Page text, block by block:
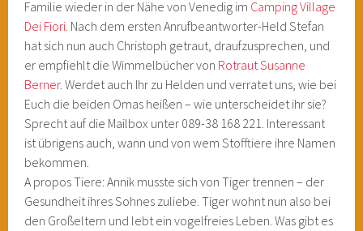
Familie wieder in der Nähe von Venedig im Camping Village
Dei Fiori. Nach dem ersten Anrufbeantworter-Held Stefan
hat sich nun auch Christoph getraut, draufzusprechen, und
er empfiehlt die Wimmelbücher von Rotraut Susanne
Berner. Werdet auch Ihr zu Helden und verratet uns, wie bei
Euch die beiden Omas heißen – wie unterscheidet ihr sie?
Sprecht auf die Mailbox unter 089-38 168 221. Interessant
ist übrigens auch, wann und von wem Stofftiere ihre Namen
bekommen.
A propos Tiere: Annik musste sich von Tiger trennen – der
Gesundheit ihres Sohnes zuliebe. Tiger wohnt nun also bei
den Großeltern und lebt ein vogelfreies Leben. Was gibt es